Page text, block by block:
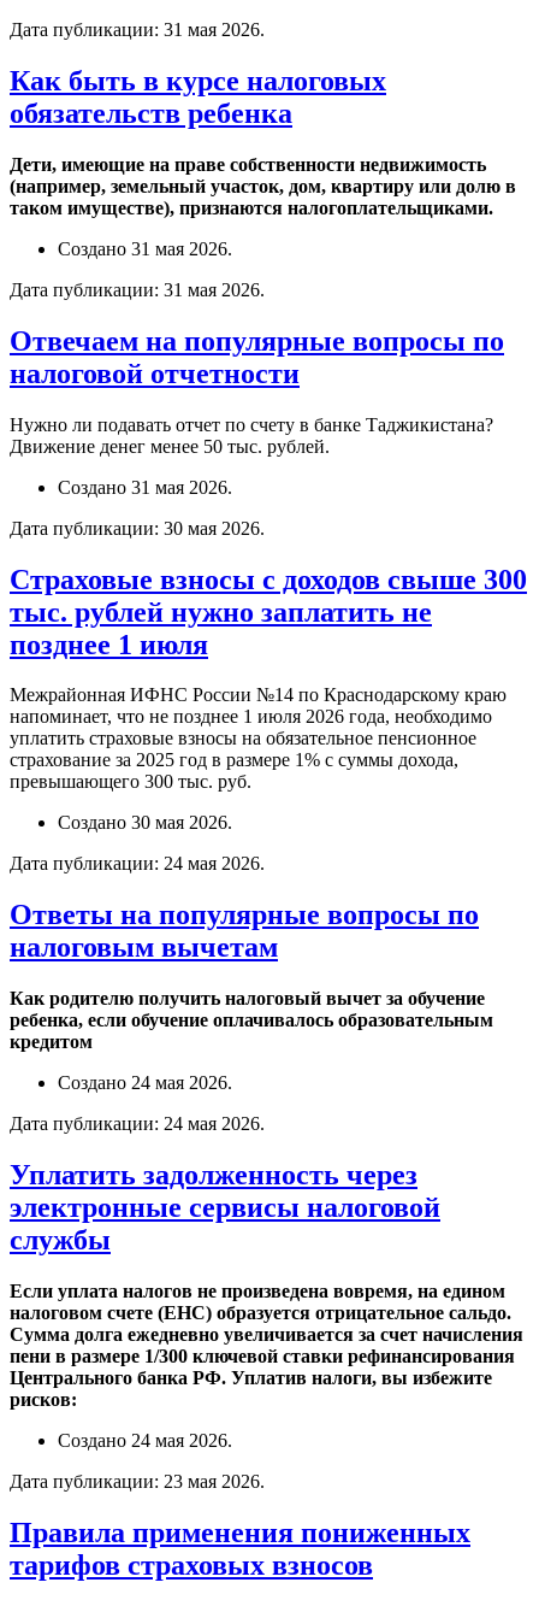
Дата публикации: 31 мая 2026.
Как быть в курсе налоговых
обязательств ребенка
Дети, имеющие на праве собственности недвижимость
(например, земельный участок, дом, квартиру или долю в
таком имуществе), признаются налогоплательщиками.
Создано 31 мая 2026.
Дата публикации: 31 мая 2026.
Отвечаем на популярные вопросы по
налоговой отчетности
Нужно ли подавать отчет по счету в банке Таджикистана?
Движение денег менее 50 тыс. рублей.
Создано 31 мая 2026.
Дата публикации: 30 мая 2026.
Страховые взносы с доходов свыше 300
тыс. рублей нужно заплатить не
позднее 1 июля
Межрайонная ИФНС России №14 по Краснодарскому краю
напоминает, что не позднее 1 июля 2026 года, необходимо
уплатить страховые взносы на обязательное пенсионное
страхование за 2025 год в размере 1% с суммы дохода,
превышающего 300 тыс. руб.
Создано 30 мая 2026.
Дата публикации: 24 мая 2026.
Ответы на популярные вопросы по
налоговым вычетам
Как родителю получить налоговый вычет за обучение
ребенка, если обучение оплачивалось образовательным
кредитом
Создано 24 мая 2026.
Дата публикации: 24 мая 2026.
Уплатить задолженность через
электронные сервисы налоговой
службы
Если уплата налогов не произведена вовремя, на едином
налоговом счете (ЕНС) образуется отрицательное сальдо.
Сумма долга ежедневно увеличивается за счет начисления
пени в размере 1/300 ключевой ставки рефинансирования
Центрального банка РФ. Уплатив налоги, вы избежите
рисков:
Создано 24 мая 2026.
Дата публикации: 23 мая 2026.
Правила применения пониженных
тарифов страховых взносов